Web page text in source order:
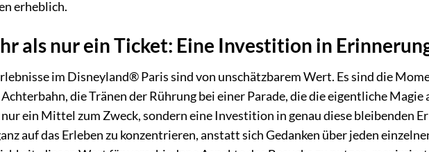
erheblich.
als nur ein Ticket: Eine Investition in
im Disneyland® Paris sind von unschätzbarem Wert. Es sind die
die Tränen der Rührung bei einer Parade, die die eigentliche
ein Mittel zum Zweck, sondern eine Investition in genau diese bleibenden
auf das Erleben zu konzentrieren, anstatt sich Gedanken über jeden